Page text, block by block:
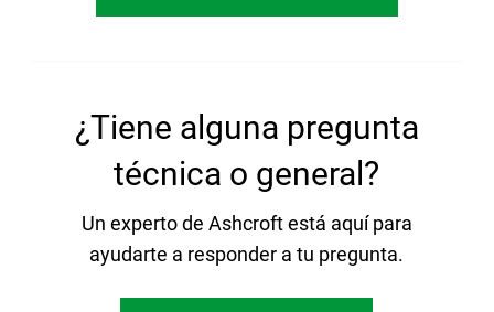
¿Tiene alguna pregunta
técnica o general?
Un experto de Ashcroft está aquí para
ayudarte a responder a tu pregunta.